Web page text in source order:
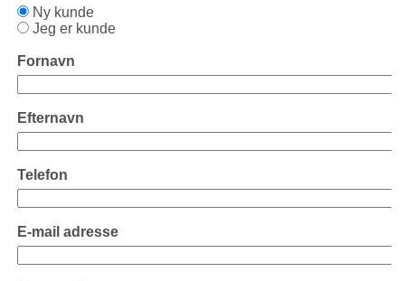
Ny kunde
Jeg er kunde
Fornavn
Efternavn
Telefon
E-mail adresse